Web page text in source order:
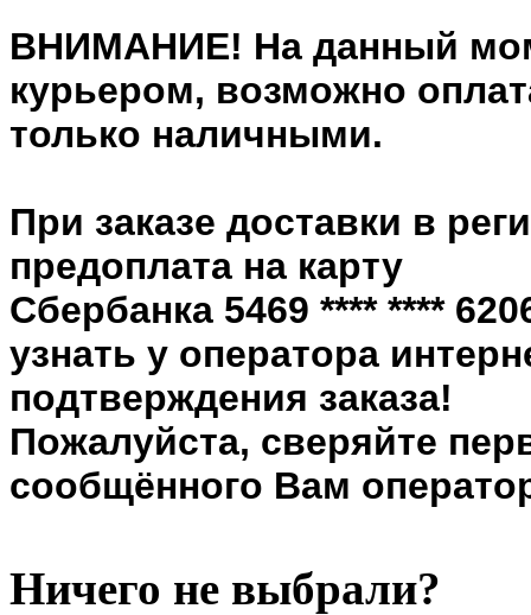
ВНИМАНИЕ! На данный
курьером, возможно
только наличными.
При заказе доставки в
предоплата на карту
Сбербанка 5469 **** ****
узнать у оператора
подтверждения заказа!
Пожалуйста, сверяйте
сообщённого Вам
Ничего не выбрали?